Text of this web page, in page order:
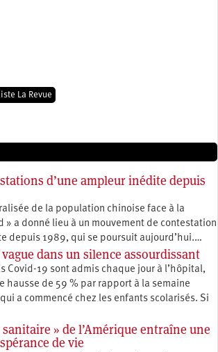
La Revue
d’une ampleur inédite depuis
de la population chinoise face à la
» a donné lieu à un mouvement de contestation
depuis 1989, qui se poursuit aujourd’hui.…
dans un silence assourdissant
Covid-19 sont admis chaque jour à l’hôpital,
hausse de 59 % par rapport à la semaine
a commencé chez les enfants scolarisés. Si
sanitaire » de l’Amérique entraîne une
de vie